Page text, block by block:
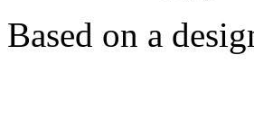
Based on a